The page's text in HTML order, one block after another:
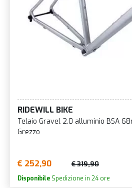
RIDEWILL BIKE
Telaio Gravel 2.0 alluminio BSA
Grezzo
€ 252,90 € 319,90
Disponibile Spedizione in 24 ore